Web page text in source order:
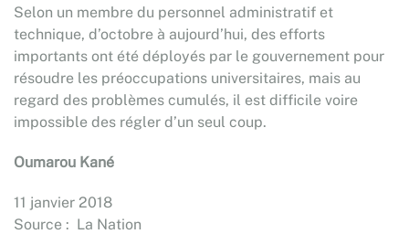
Selon un membre du personnel administratif et
technique, d’octobre à aujourd’hui, des efforts
importants ont été déployés par le gouvernement pour
résoudre les préoccupations universitaires, mais au
regard des problèmes cumulés, il est difficile voire
impossible des régler d’un seul coup.
Oumarou Kané
11 janvier 2018
Source : La Nation